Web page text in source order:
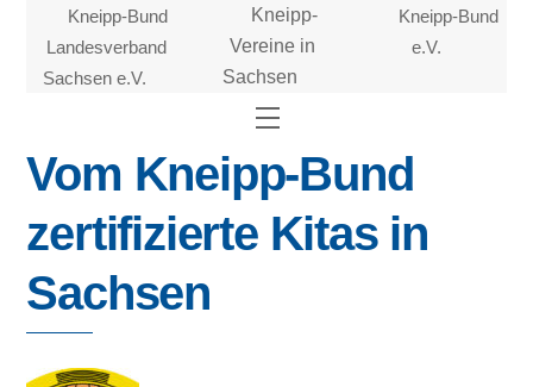
content
Kneipp-Bund
Landesverband
Sachsen e.V.
Kneipp-
Vereine in
Sachsen
Kneipp-Bund
e.V.
Menu
Vom Kneipp-Bund
zertifizierte Kitas in
Sachsen